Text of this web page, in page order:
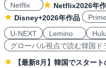
Netflix
Netflix2026年
Disney+2026年作品
U-NEXT
Lemino
グローバル視点で読む韓国ド
【最新8月】韓国でスター